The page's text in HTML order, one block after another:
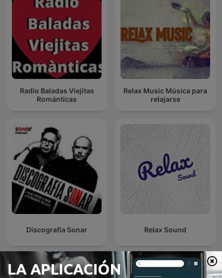
Radio Baladas Viejitas
Románticas
Relax Music Música para
relajarse
Discografía Sonar Relax Sound